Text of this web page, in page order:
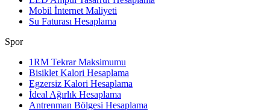
Mobil İnternet Maliyeti
Su Faturası Hesaplama
Spor
1RM Tekrar Maksimumu
Bisiklet Kalori Hesaplama
Egzersiz Kalori Hesaplama
İdeal Ağırlık Hesaplama
Antrenman Bölgesi Hesaplama